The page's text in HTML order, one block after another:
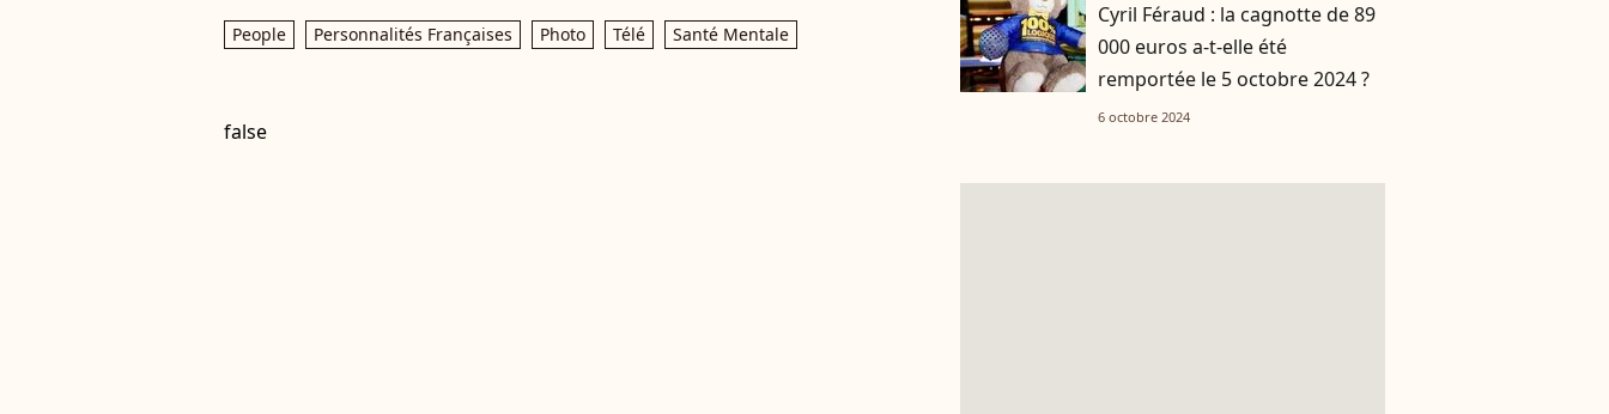
People Personnalités Françaises Photo Télé Santé Mentale
false
Cyril Féraud : la cagnotte de 89
000 euros a-t-elle été
remportée le 5 octobre 2024 ?
6 octobre 2024